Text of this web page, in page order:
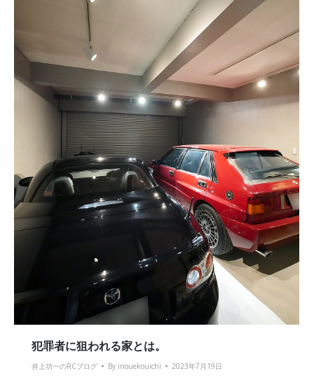
犯罪者に狙われる家とは。
井上功一のRCブログ By inouekouichi 2023年7月19日